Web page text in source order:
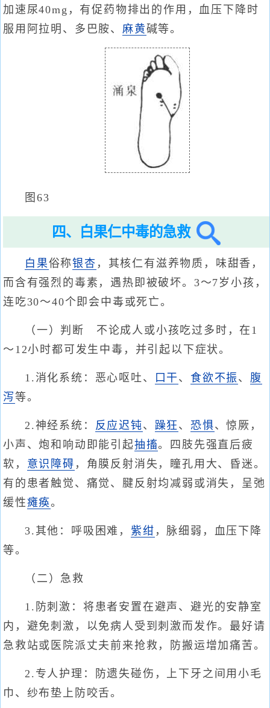
加速尿40mg，有促药物排出的作用，血压下降时
服用阿拉明、多巴胺、麻黄碱等。
图63
四、白果仁中毒的急救
白果俗称银杏 ，其核仁有滋养物质，味甜香，
而含有强烈的毒素，遇热即被破坏。3～7岁小孩，
连吃30～40个即会中毒或死亡。
（一）判断 不论成人或小孩吃过多时，在1
～12小时都可发生中毒，并引起以下症状。
1.消化系统：恶心呕吐、 口干 、 食欲不振 、 腹
泻等。
2.神经系统： 反应迟钝、 躁狂 、恐惧、惊厥，
小声、炮和响动即能引起抽搐。四肢先强直后疲
软， 意识障碍 ，角膜反射消失，瞳孔用大、昏迷。
有的患者触觉、痛觉、腱反射均减弱或消失，呈弛
缓性瘫痪。
3.其他：呼吸困难，紫绀 ，脉细弱，血压下降
等。
（二）急救
1.防刺激：将患者安置在避声、避光的安静室
内，避免刺激，以免病人受到刺激而发作。最好请
急救站或医院派丈夫前来抢救，防搬运增加痛苦。
2.专人护理：防遗失碰伤，上下牙之间用小毛
巾、纱布垫上防咬舌。